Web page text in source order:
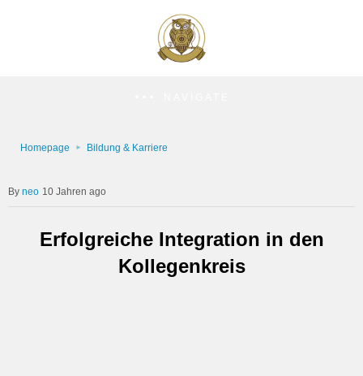
Homepage Bildung & Karriere
neo 10 Jahren ago
Erfolgreiche Integration in den
Kollegenkreis